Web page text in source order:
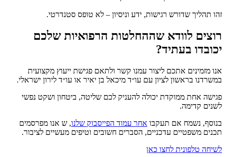
זהו תהליך שדורש רגישות, ידע וניסיון – לא טופס סטנדרטי.
רוצים לוודא שההחלטות הרפואיות שלכם
יכובדו בעתיד?
אנו מזמינים אתכם ליצור עמנו קשר ולתאם פגישת ייעוץ מקצועית
במשרדנו בראשון לציון עם עו״ד מיכאל בן יאיר או עו״ד לירון ישראלי.
פגישה אחת ממוקדת יכולה להעניק לכם שליטה, ביטחון ושקט נפשי
לשנים קדימה.
בנוסף, נשמח אם תעקבו אחר עמוד הפייסבוק שלנו, ש אנו מפרסמים
תכנים משפטיים עדכניים, הסברים חשובים וטיפים מעשיים לציבור.
לשיחה טלפונית לחצו כאן